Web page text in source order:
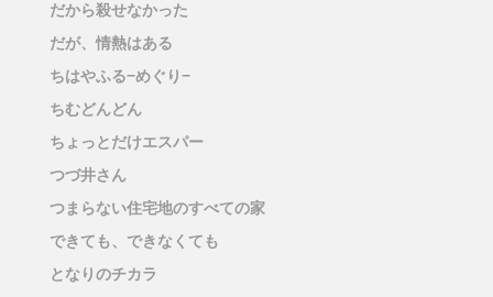
だから殺せなかった
だが、情熱はある
ちはやふる−めぐり−
ちむどんどん
ちょっとだけエスパー
つづ井さん
つまらない住宅地のすべての家
できても、できなくても
となりのチカラ